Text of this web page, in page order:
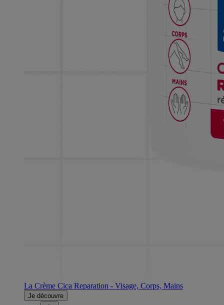
La Crème Cica Reparation - Visage, Corps, Mains
Je découvre